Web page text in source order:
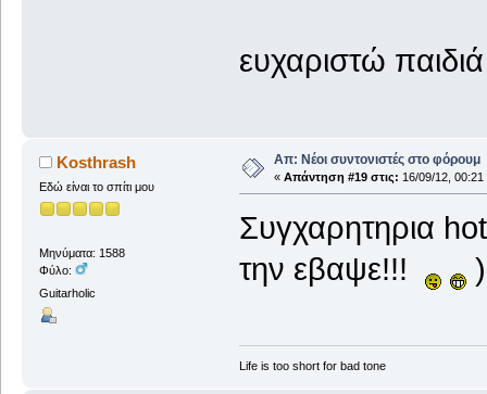
ευχαριστώ παιδιά
Kosthrash
Εδώ είναι το σπίτι μου
Μηνύματα: 1588
Φύλο:
Guitarholic
Απ: Νέοι συντονιστές στο φόρουμ
« Απάντηση #19 στις: 16/09/12, 00:21
Συγχαρητηρια
την εβαψε!!!
)
Life is too short for bad tone